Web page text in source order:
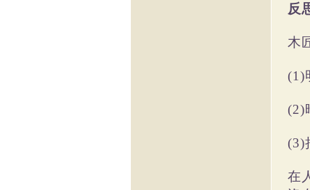
反
木
(1)
(2)
(3)
在